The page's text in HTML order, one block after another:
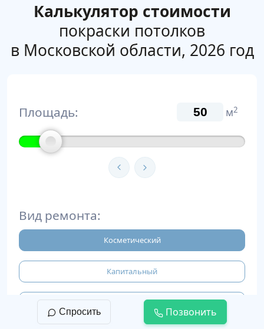
Калькулятор стоимости
покраски потолков
в Московской области, 2026 год
Площадь: м2
Вид ремонта:
Косметический
Капитальный
Евроремонт
Спросить Позвонить